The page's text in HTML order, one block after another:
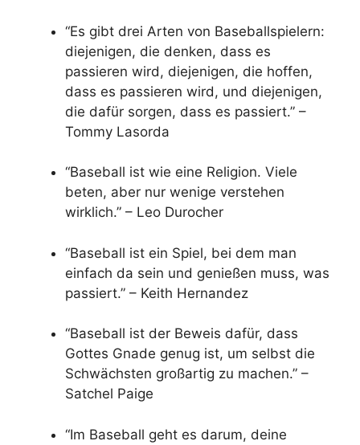
“Es gibt drei Arten von Baseballspielern:
diejenigen, die denken, dass es
passieren wird, diejenigen, die hoffen,
dass es passieren wird, und diejenigen,
die dafür sorgen, dass es passiert.” –
Tommy Lasorda
“Baseball ist wie eine Religion. Viele
beten, aber nur wenige verstehen
wirklich.” – Leo Durocher
“Baseball ist ein Spiel, bei dem man
einfach da sein und genießen muss, was
passiert.” – Keith Hernandez
“Baseball ist der Beweis dafür, dass
Gottes Gnade genug ist, um selbst die
Schwächsten großartig zu machen.” –
Satchel Paige
“Im Baseball geht es darum, deine